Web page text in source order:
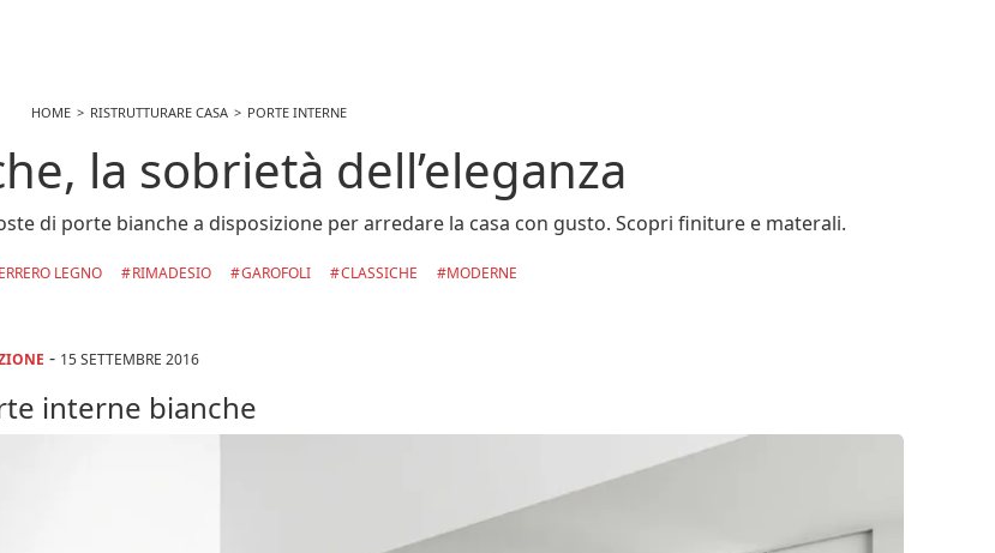
HOME RISTRUTTURARE CASA PORTE INTERNE
la sobrietà dell’eleganza
di porte bianche a disposizione per arredare la casa con gusto. Scopri finiture e materali.
LEGNO RIMADESIO GAROFOLI CLASSICHE MODERNE
- 15 SETTEMBRE 2016
interne bianche